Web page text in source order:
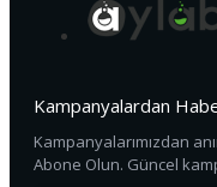
Kampanyalardan
Kampanyalarımızdan
Abone Olun. Güncel